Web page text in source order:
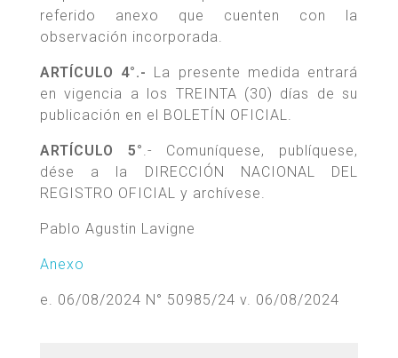
referido anexo que cuenten con la
observación incorporada.
ARTÍCULO 4°.-
La presente medida entrará
en vigencia a los TREINTA (30) días de su
publicación en el BOLETÍN OFICIAL.
ARTÍCULO 5°.- Comuníquese, publíquese,
dése a la DIRECCIÓN NACIONAL DEL
REGISTRO OFICIAL y archívese.
Pablo Agustin Lavigne
Anexo
e. 06/08/2024 N° 50985/24 v. 06/08/2024